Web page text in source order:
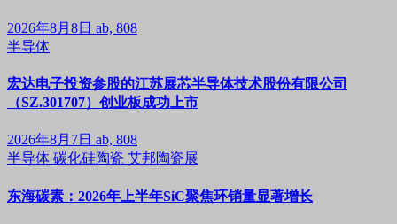
2026年8月8日 ab, 808
半导体
宏达电子投资参股的江苏展芯半导体技术股份有限公司
（SZ.301707）创业板成功上市
2026年8月7日 ab, 808
半导体 碳化硅陶瓷 艾邦陶瓷展
东海碳素：2026年上半年SiC聚焦环销量显著增长